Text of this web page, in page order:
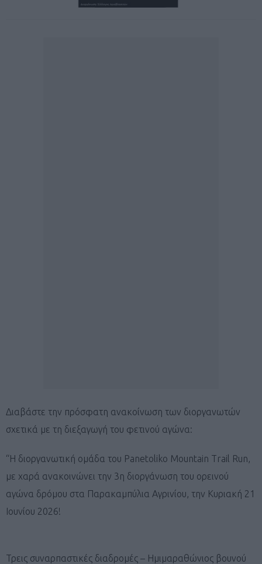
Διαβάστε την πρόσφατη ανακοίνωση των διοργανωτών
σχετικά με τη διεξαγωγή του φετινού αγώνα:
“Η διοργανωτική ομάδα του Panetoliko Mountain Trail Run,
με χαρά ανακοινώνει την 3η διοργάνωση του ορεινού
αγώνα δρόμου στα Παρακαμπύλια Αγρινίου, την Κυριακή 21
Ιουνίου 2026!
Τρεις συναρπαστικές διαδρομές – Ημιμαραθώνιος βουνού